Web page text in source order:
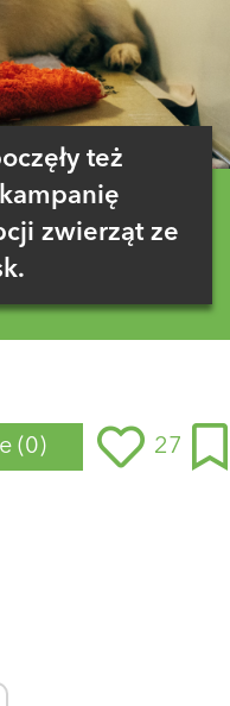
też
zwierząt ze
(0) 27